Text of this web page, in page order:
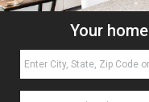
Your